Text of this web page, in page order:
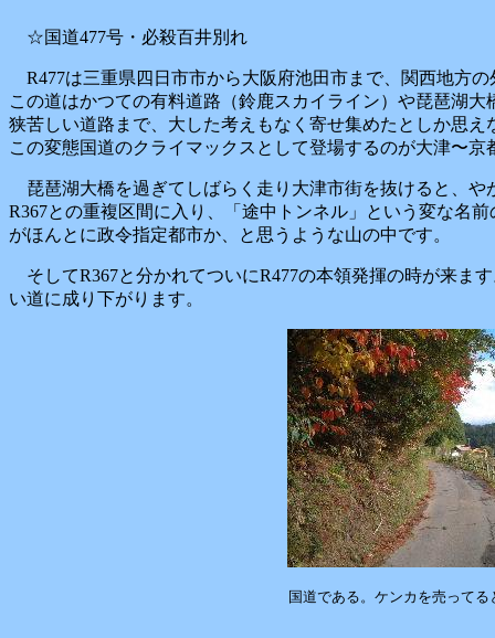
☆国道477号・必殺百井別れ
R477は三重県四日市市から大阪府池田市まで、関西地方
この道はかつての有料道路（鈴鹿スカイライン）や琵琶湖
狭苦しい道路まで、大した考えもなく寄せ集めたとしか思
この変態国道のクライマックスとして登場するのが大津〜
琵琶湖大橋を過ぎてしばらく走り大津市街を抜けると、や
R367との重複区間に入り、「途中トンネル」という変な名
がほんとに政令指定都市か、と思うような山の中です。
そしてR367と分かれてついにR477の本領発揮の時が来ま
い道に成り下がります。
国道である。ケンカを売って